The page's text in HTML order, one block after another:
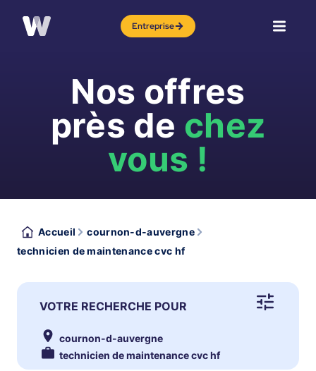
Entreprise
Nos offres
près de chez
vous !
Accueil
cournon-d-auvergne
technicien de maintenance cvc hf
VOTRE RECHERCHE POUR
cournon-d-auvergne
technicien de maintenance cvc hf